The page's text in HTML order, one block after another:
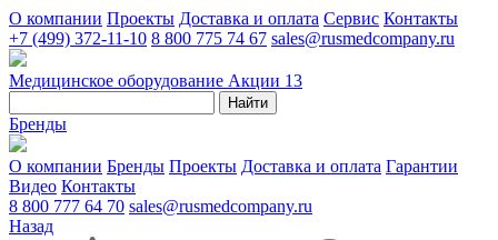
О компании Проекты Доставка и оплата Сервис Контакты
+7 (499) 372-11-10 8 800 775 74 67 sales@rusmedcompany.ru
Медицинское оборудование Акции 13
Найти
Бренды
О компании Бренды Проекты Доставка и оплата Гарантии
Видео Контакты
8 800 777 64 70 sales@rusmedcompany.ru
Назад